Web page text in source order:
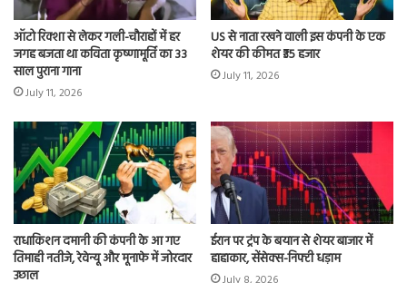
ऑटो रिक्शा से लेकर गली-चौराहों में हर
जगह बजता था कविता कृष्णामूर्ति का 33
साल पुराना गाना
July 11, 2026
US से नाता रखने वाली इस कंपनी के एक
शेयर की कीमत ₹35 हजार
July 11, 2026
राधाकिशन दमानी की कंपनी के आ गए
तिमाही नतीजे, रेवेन्यू और मूनाफे में जोरदार
उछाल
ईरान पर ट्रंप के बयान से शेयर बाजार में
हाहाकार, सेंसेक्स-निफ्टी धड़ाम